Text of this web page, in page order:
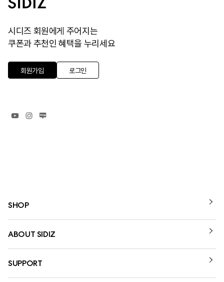
시디즈 회원에게 주어지는
쿠폰과 추천인 혜택을 누리세요
회원가입 로그인
SHOP
ABOUT SIDIZ
SUPPORT